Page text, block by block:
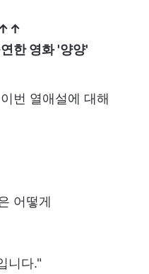
한 영화 '양양'
번 열애설에 대해
어떻게
니다."